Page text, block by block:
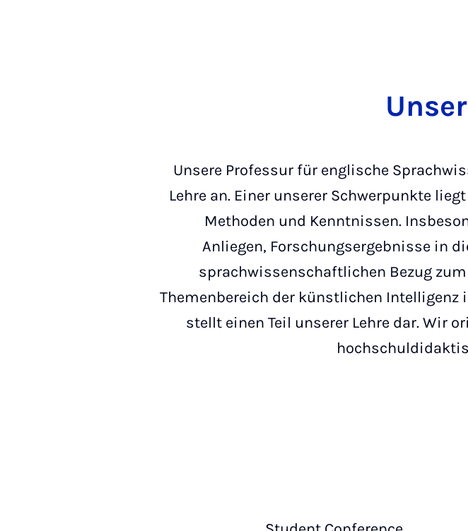
Unsere Professur für englische
Lehre an. Einer unserer Schwerpunkte
Methoden und Kenntnissen.
Anliegen, Forschungsergebnisse in
sprachwissenschaftlichen Bezug
Themenbereich der künstlichen
stellt einen Teil unserer Lehre dar. Wir